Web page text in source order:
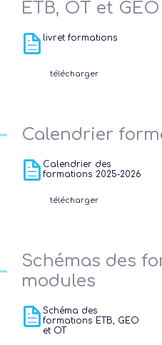
ETB, OT et GEO
livret formations
télécharger
Calendrier
Calendrier des
formations 2025-2026
télécharger
Schémas des
modules
Schéma des
formations ETB, GEO
et OT